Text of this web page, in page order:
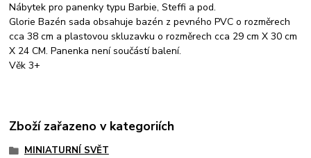
Nábytek pro panenky typu Barbie, Steffi a pod.
Glorie Bazén sada obsahuje bazén z pevného PVC o rozměrech
cca 38 cm a plastovou skluzavku o rozměrech cca 29 cm X 30 cm
X 24 CM. Panenka není součástí balení.
Věk 3+
Zboží zařazeno v kategoriích
MINIATURNÍ SVĚT